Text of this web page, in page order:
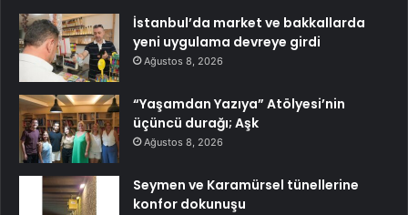
İstanbul’da market ve bakkallarda
yeni uygulama devreye girdi
Ağustos 8, 2026
“Yaşamdan Yazıya” Atölyesi’nin
üçüncü durağı; Aşk
Ağustos 8, 2026
Seymen ve Karamürsel tünellerine
konfor dokunuşu